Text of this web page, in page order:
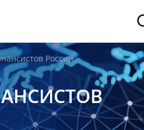
России